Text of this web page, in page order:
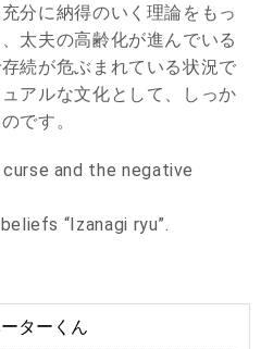
分に納得のいく理論をもっ
太夫の高齢化が進んでいる
続が危ぶまれている状況で
アルな文化として、しっか
です。
and the negative
“Izanagi ryu”.
ターくん